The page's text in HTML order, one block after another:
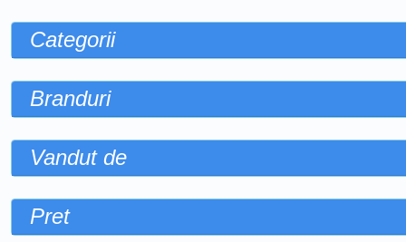
Categorii
Branduri
Vandut de
Pret